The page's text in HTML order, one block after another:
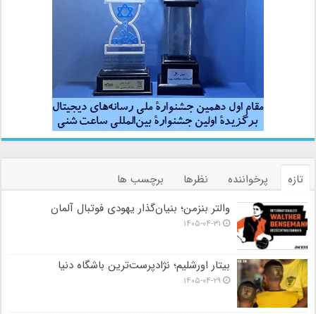
تازه پرخواننده نظرها
برچسب ها
والتر بنزمن؛ بنیان‌گذار یهودی فوتبال آلمان
۱۴۰۵-۰۴-۳۱
بیتار اورشلیم؛ نژادپرست‌ترین باشگاه دنیا
۱۴۰۵-۰۴-۲۹